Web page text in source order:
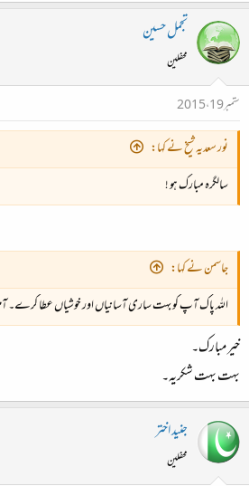
تجمل حسین
محفلین
ستمبر 19، 2015
نور سعدیہ شیخ نے کہا:
سالگرہ مبارک ہو !
جاسمن نے کہا:
اللہ پاک آپ کو بہت ساری آسانیاں اور خوشیاں عطا کرے۔
خیر مبارک۔
بہت بہت شکریہ۔
جنید اختر
محفلین